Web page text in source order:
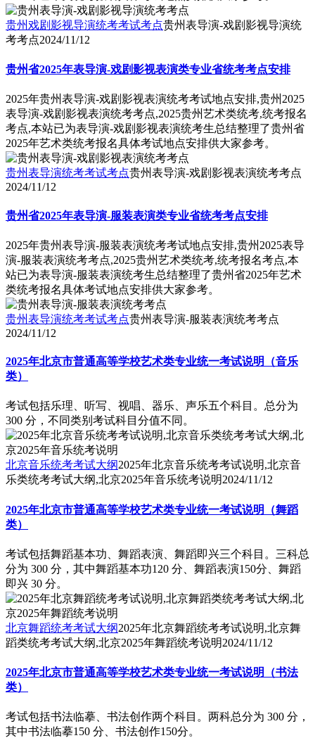
贵州戏剧影视导演统考考试考点贵州表导演-戏剧影视导演统
考考点2024/11/12
贵州省2025年表导演-戏剧影视表演类专业省统考考点安排
2025年贵州表导演-戏剧影视表演统考考试地点安排,贵州2025
表导演-戏剧影视表演统考考点,2025贵州艺术类统考,统考报名
考点,本站已为表导演-戏剧影视表演统考生总结整理了贵州省
2025年艺术类统考报名具体考试地点安排供大家参考。
贵州表导演统考考试考点贵州表导演-戏剧影视表演统考考点
2024/11/12
贵州省2025年表导演-服装表演类专业省统考考点安排
2025年贵州表导演-服装表演统考考试地点安排,贵州2025表导
演-服装表演统考考点,2025贵州艺术类统考,统考报名考点,本
站已为表导演-服装表演统考生总结整理了贵州省2025年艺术
类统考报名具体考试地点安排供大家参考。
贵州表导演统考考试考点贵州表导演-服装表演统考考点
2024/11/12
2025年北京市普通高等学校艺术类专业统一考试说明（音乐
类）
考试包括乐理、听写、视唱、器乐、声乐五个科目。总分为
300 分，不同类别考试科目分值不同。
北京音乐统考考试大纲2025年北京音乐统考考试说明,北京音
乐类统考考试大纲,北京2025年音乐统考说明2024/11/12
2025年北京市普通高等学校艺术类专业统一考试说明（舞蹈
类）
考试包括舞蹈基本功、舞蹈表演、舞蹈即兴三个科目。三科总
分为 300 分，其中舞蹈基本功120 分、舞蹈表演150分、舞蹈
即兴 30 分。
北京舞蹈统考考试大纲2025年北京舞蹈统考考试说明,北京舞
蹈类统考考试大纲,北京2025年舞蹈统考说明2024/11/12
2025年北京市普通高等学校艺术类专业统一考试说明（书法
类）
考试包括书法临摹、书法创作两个科目。两科总分为 300 分，
其中书法临摹150 分、书法创作150分。